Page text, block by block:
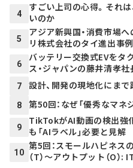
4
すごい上司の心得。それ
いのか
5
アジア新興国・消費市場へ
リ株式会社のタイ進出事例――
6
バッテリー交換式EVをタ
ス・ジャパンの藤井清孝社
7 設計、開発の現地化にま
8 第50回：なぜ「優秀なマ
9
TikTokがAI動画の検出
も「AIラベル」必要と見解
10
第5回：スモールハピネスの
（T）～アウトプット（O）: